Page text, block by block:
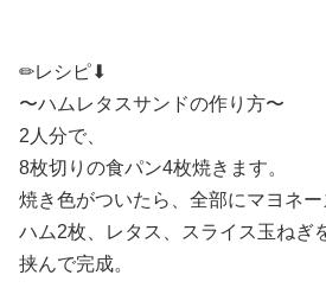
✏︎レシピ⬇︎
〜ハムレタスサンドの作り方〜
2人分で、
8枚切りの食パン4枚焼きます。
焼き色がついたら、全部にマヨネー
ハム2枚、レタス、スライス玉ねぎ
挟んで完成。